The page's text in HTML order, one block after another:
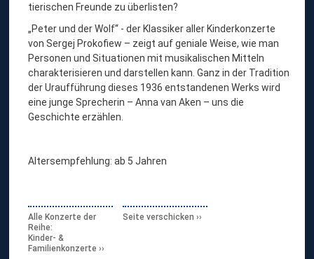
tierischen Freunde zu überlisten?
„Peter und der Wolf“ - der Klassiker aller Kinderkonzerte
von Sergej Prokofiew – zeigt auf geniale Weise, wie man
Personen und Situationen mit musikalischen Mitteln
charakterisieren und darstellen kann. Ganz in der Tradition
der Uraufführung dieses 1936 entstandenen Werks wird
eine junge Sprecherin – Anna van Aken – uns die
Geschichte erzählen.
Altersempfehlung: ab 5 Jahren
Alle Konzerte der
Reihe:
Kinder- &
Familienkonzerte
Seite verschicken